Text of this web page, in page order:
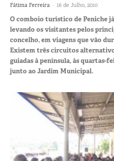
Fátima Ferreira - 16 de Julho, 2010
O comboio turístico de Peniche
levando os visitantes pelos
concelho, em viagens que vão
Existem três circuitos
guiadas à península, às quartas-
junto ao Jardim Municipal.